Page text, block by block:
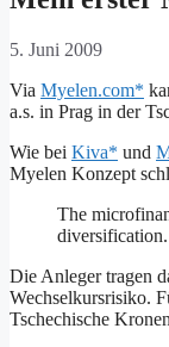
5. Juni 2009
Via Myelen.com*
a.s. in Prag in der
Wie bei Kiva* und
Myelen Konzept
The
diversification.
Die Anleger tragen
Wechselkursrisiko.
Tschechische